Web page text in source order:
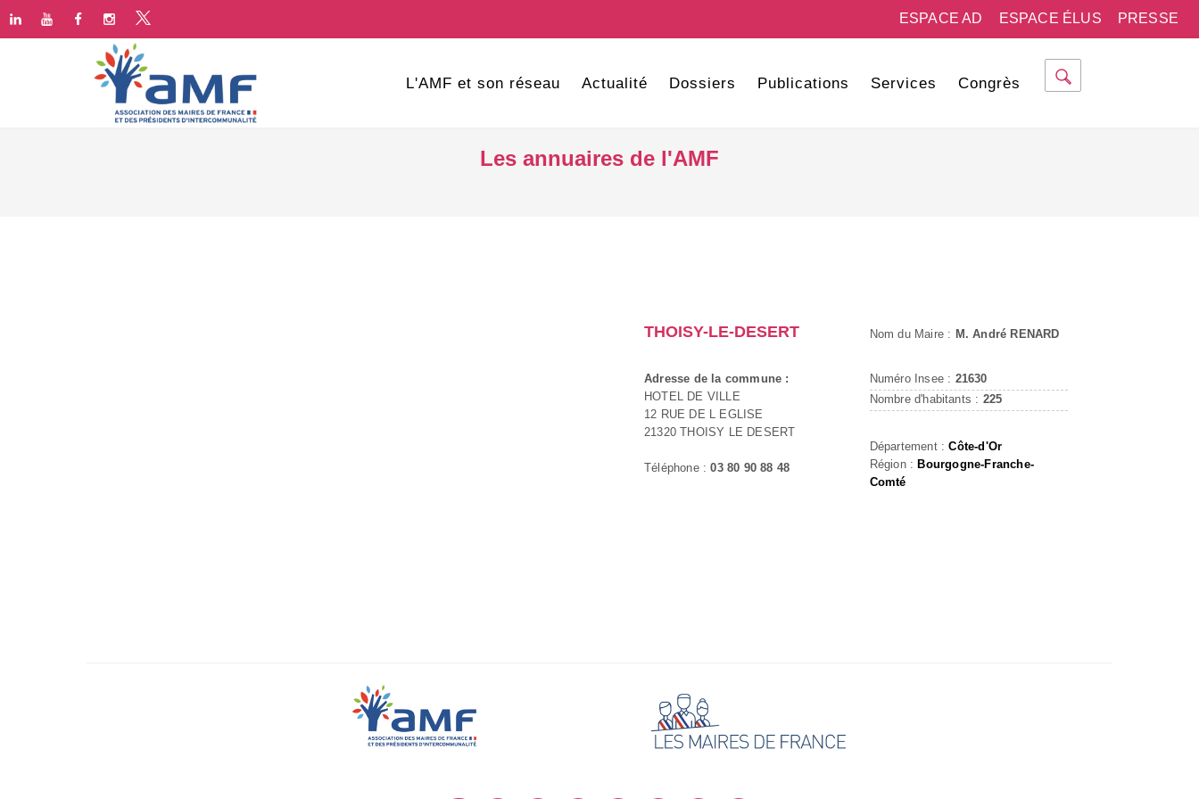
PRESSE
ESPACE ÉLUS
ESPACE AD
L'AMF et son réseau Actualité Dossiers Publications Services Congrès
Les annuaires de l'AMF
THOISY-LE-DESERT
Adresse de la commune :
HOTEL DE VILLE
12 RUE DE L EGLISE
21320 THOISY LE DESERT
Téléphone :03 80 90 88 48
Nom du Maire : M. André RENARD
Numéro Insee : 21630
Nombre d'habitants : 225
Département :Côte-d'Or
Région : Bourgogne-Franche-
Comté